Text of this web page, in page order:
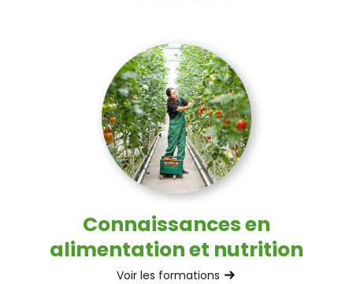
Connaissances en
alimentation et nutrition
Voir les formations